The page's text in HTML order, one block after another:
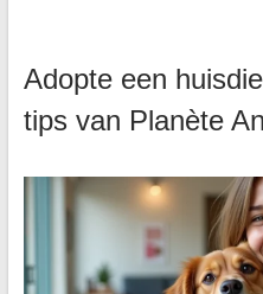
Adopte een
tips van Planète